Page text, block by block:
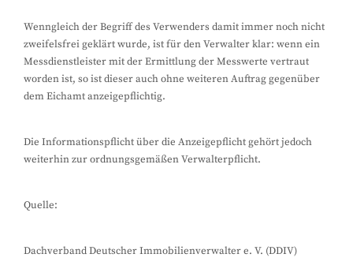
Wenngleich der Begriff des Verwenders damit immer noch nicht
zweifelsfrei geklärt wurde, ist für den Verwalter klar: wenn ein
Messdienstleister mit der Ermittlung der Messwerte vertraut
worden ist, so ist dieser auch ohne weiteren Auftrag gegenüber
dem Eichamt anzeigepflichtig.
Die Informationspflicht über die Anzeigepflicht gehört jedoch
weiterhin zur ordnungsgemäßen Verwalterpflicht.
Quelle:
Dachverband Deutscher Immobilienverwalter e. V. (DDIV)